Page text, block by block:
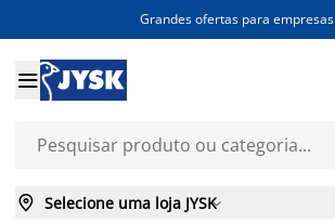
Grandes ofertas para empresas

 Selecione uma loja JYSK